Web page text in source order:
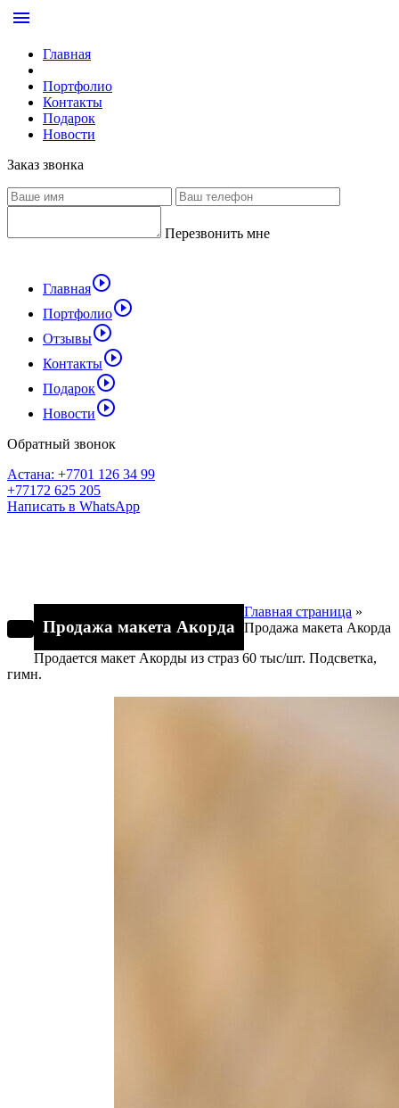
menu
Главная
Портфолио
Контакты
Подарок
Новости
Заказ звонка
Перезвонить мне
Главнаяplay_circle_outline
Портфолиоplay_circle_outline
Отзывыplay_circle_outline
Контактыplay_circle_outline
Подарокplay_circle_outline
Новостиplay_circle_outline
Обратный звонок
Астана: +7701 126 34 99
+77172 625 205
Написать в WhatsApp
Продажа макета Акорда
Главная страница »
Продажа макета Акорда
Продается макет Акорды из страз 60 тыс/шт. Подсветка,
гимн.